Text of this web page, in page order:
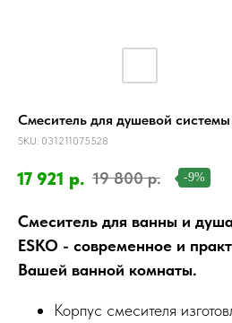
Смеситель для душевой
SKU: 031211075528
17 921 р. 19 800 р. -9%
Смеситель для ванны и
ESKO - современное и
Вашей ванной комнаты.
Корпус смесителя